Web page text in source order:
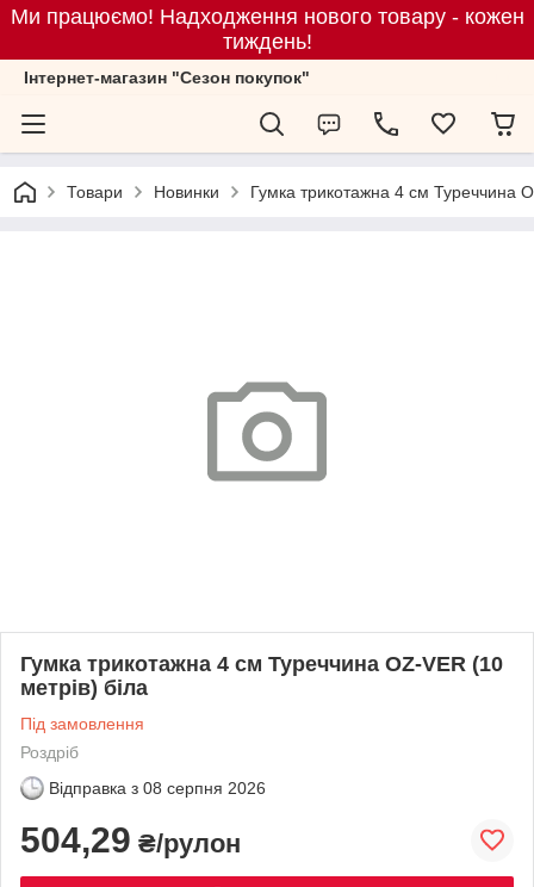
Ми працюємо! Надходження нового товару - кожен
тиждень!
Iнтернет-магазин "Сезон покупок"
Товари Новинки Гумка трикотажна 4 см Туреччина
Гумка трикотажна 4 см Туреччина OZ-VER (10
метрів) біла
Під замовлення
Роздріб
Відправка з 08 серпня 2026
504,29 ₴/рулон